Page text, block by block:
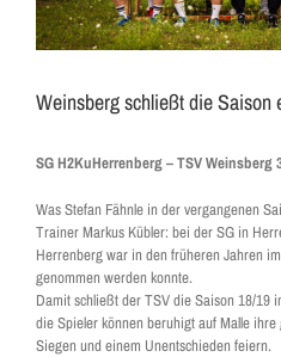
Weinsberg schließt die Saison
SG H2KuHerrenberg – TSV Weinsberg
Was Stefan Fähnle in der vergangenen
Trainer Markus Kübler: bei der SG in
Herrenberg war in den früheren Jahren
genommen werden konnte.
Damit schließt der TSV die Saison 18/19
die Spieler können beruhigt auf Malle
Siegen und einem Unentschieden feiern.